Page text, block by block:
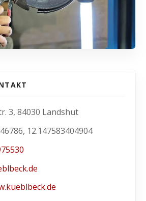
3, 84030 Landshut
12.147583404904